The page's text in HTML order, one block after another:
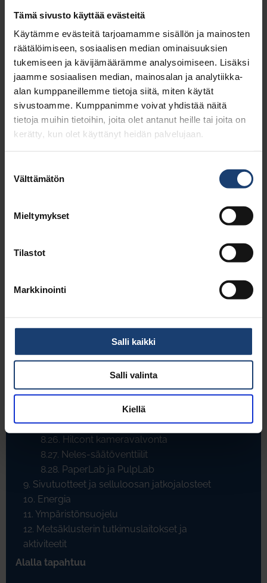
Tämä sivusto käyttää evästeitä
Käytämme evästeitä tarjoamamme sisällön ja mainosten
räätälöimiseen, sosiaalisen median ominaisuuksien
tukemiseen ja kävijämäärämme analysoimiseen. Lisäksi
jaamme sosiaalisen median, mainosalan ja analytiikka-
alan kumppaneillemme tietoja siitä, miten käytät
sivustoamme. Kumppanimme voivat yhdistää näitä
tietoja muihin tietoihin, joita olet antanut heille tai joita on
kerätty, kun olet käyttänyt heidän palvelujaan.
valinta
Välttämätön
Mieltymykset
Tilastot
Markkinointi
Salli kaikki
Salli valinta
Kiellä
8.3. Autocook
8.4. Sellun valkaisun säätö /
AUTOBLEACH
8.5. Cormec & Polarox
8.6. Autorecovery (katso soodakattilat)
8.7. Autosulphite
8.8. Autolime (katso Autocook 8.3.)
8.9. Hiomon ohjaus AGMO
8.10. Sensodec
neliömassavaihtelu
8.19. Kajaani RM-tuoteperhe - Märkäosan
kalsiumkemian ja pH:n hallinta ja mallitus
8.22. Ambertec pohjanmuodostusmittari
8.23. Ulma vianilmaisin
8.24. Roibox-anturit
8.25. Kamerapohjainen vianilmaisin
8.26. Hilcont kameravalvonta
8.27. Neles-säätöventtiilit
8.28. PaperLab ja PulpLab
9. Sivutuotteet ja selluloosan jatkojalosteet
10. Energia
11. Ympäristönsuojelu
12. Metsäklusterin tutkimuslaitokset ja
aktiviteetit
Alalla tapahtuu